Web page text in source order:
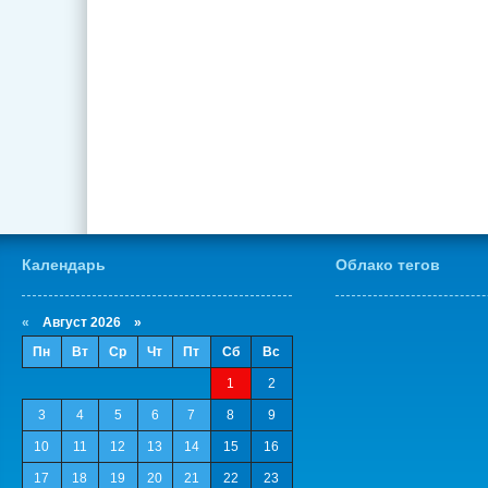
Календарь
« Август 2026 »
Пн
Вт Ср Чт Пт Сб Вс
1 2
3 4 5 6 7 8 9
10 11 12 13 14 15 16
17 18 19 20 21 22 23
Облако тегов